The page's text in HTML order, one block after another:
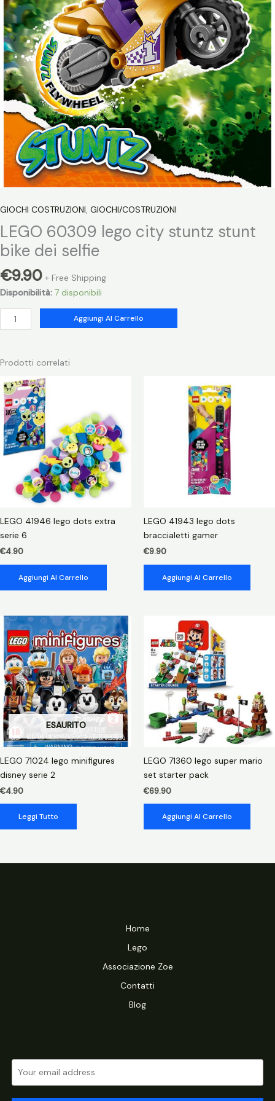
GIOCHI COSTRUZIONI, GIOCHI/COSTRUZIONI
LEGO 60309 lego city stuntz stunt
bike dei selfie
€9.90 + Free Shipping
Disponibilità: 7 disponibili
LEGO
60309
city
stunt
bike
dei
selfie
quantità
Aggiungi Al Carrello
Prodotti correlati
LEGO 41946 lego dots extra
serie 6
€4.90
Aggiungi Al Carrello
LEGO 41943 lego dots
braccialetti gamer
€9.90
Aggiungi Al Carrello
ESAURITO
LEGO 71024 lego minifigures
disney serie 2
€4.90
Leggi Tutto
LEGO 71360 lego super mario
set starter pack
€69.90
Aggiungi Al Carrello
Home
Lego
Associazione Zoe
Contatti
Blog